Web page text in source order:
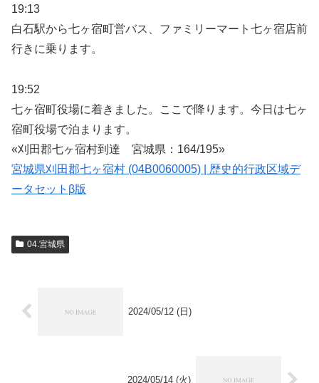
19:13
白石駅から七ヶ宿町営バス、ファミリーマート七ヶ宿店前
行きに乗ります。
19:52
七ヶ宿町役場に着きました。ここで降ります。今日は七ヶ
宿町役場で泊まります。
«刈田郡七ヶ宿村到達 宮城県：164/195»
宮城県刈田郡七ヶ宿村 (04B0060005) | 歴史的行政区域デ
ータセットβ版
04.宮城県
2024/05/12 (日)
2024/05/14 (火)